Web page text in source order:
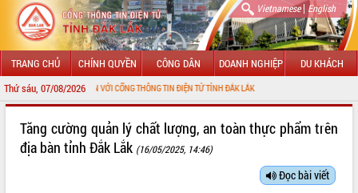
Vietnamese| English
TRANG CHỦ CHÍNH QUYỀN CÔNG DÂN DOANH NGHIỆP DU KHÁCH
Thứ sáu, 07/08/2026
MỪNG ĐẾN VỚI CỔNG THÔNG TIN ĐIỆN TỬ TỈNH ĐẮK LẮK
LÃNH ĐẠO UBND TỈNH
Tăng cường quản lý chất lượng, an toàn thực phẩm trên
địa bàn tỉnh Đắk Lắk (16/05/2025, 14:46)
Đọc bài viết